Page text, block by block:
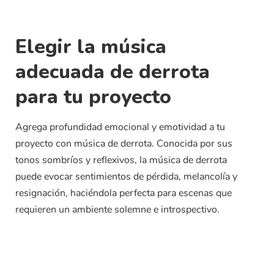
Elegir la música
adecuada de derrota
para tu proyecto
Agrega profundidad emocional y emotividad a tu
proyecto con música de derrota. Conocida por sus
tonos sombríos y reflexivos, la música de derrota
puede evocar sentimientos de pérdida, melancolía y
resignación, haciéndola perfecta para escenas que
requieren un ambiente solemne e introspectivo.